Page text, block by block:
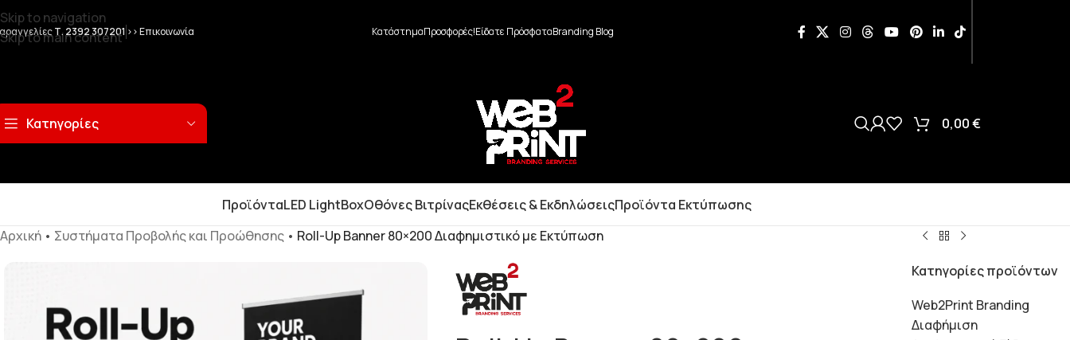
Skip to navigation
Skip to main content
Τ. 2392 307201 >> Επικοινωνία ΚατάστημαΠροσφορές!Είδατε ΠρόσφαταBranding Blog
Κατηγορίες 0,00€
ΠροϊόνταLED LightBoxΟθόνες ΒιτρίναςΕκθέσεις & ΕκδηλώσειςΠροϊόντα Εκτύπωσης
Αρχική • Συστήματα Προβολής και Προώθησης • Roll-Up Banner 80×200 Διαφημιστικό με Εκτύπωση
Κατηγορίες προϊόντων
Web2Print Branding
Διαφήμιση